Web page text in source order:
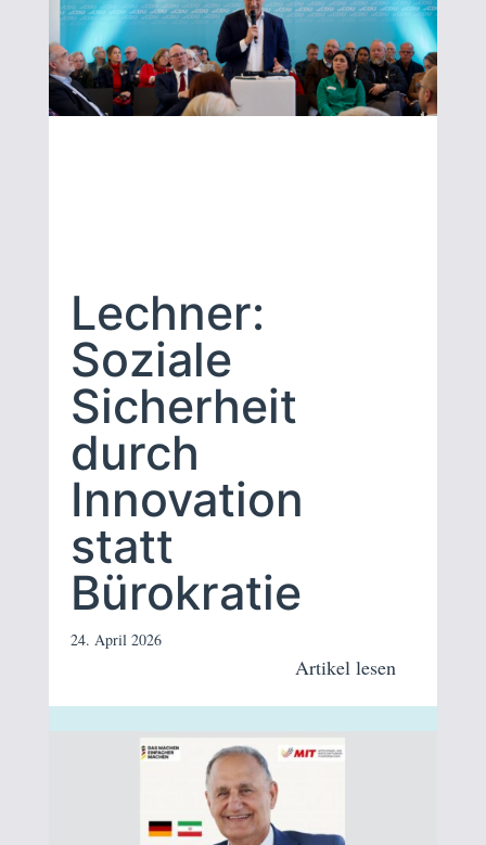
Lechner:
Soziale
Sicherheit
durch
Innovation
statt
Bürokratie
24. April 2026
Artikel lesen